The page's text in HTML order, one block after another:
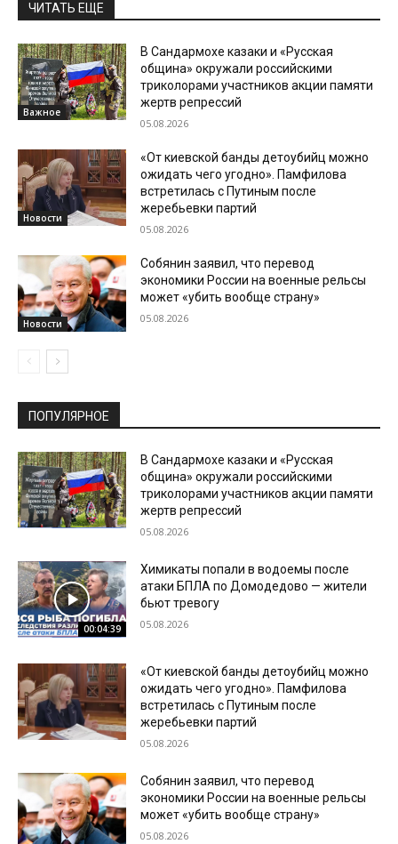
ЧИТАТЬ ЕЩЕ
Важное
В Сандармохе казаки и «Русская
община» окружали российскими
триколорами участников акции памяти
жертв репрессий
05.08.2026
Новости
«От киевской банды детоубийц можно
ожидать чего угодно». Памфилова
встретилась с Путиным после
жеребьевки партий
05.08.2026
Новости
Собянин заявил, что перевод
экономики России на военные рельсы
может «убить вообще страну»
05.08.2026
ПОПУЛЯРНОЕ
В Сандармохе казаки и «Русская
община» окружали российскими
триколорами участников акции памяти
жертв репрессий
05.08.2026
00:04:39
Химикаты попали в водоемы после
атаки БПЛА по Домодедово — жители
бьют тревогу
05.08.2026
«От киевской банды детоубийц можно
ожидать чего угодно». Памфилова
встретилась с Путиным после
жеребьевки партий
05.08.2026
Собянин заявил, что перевод
экономики России на военные рельсы
может «убить вообще страну»
05.08.2026